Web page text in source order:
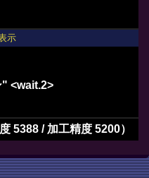
示
<wait.2>
5388 / 加工精度 5200）